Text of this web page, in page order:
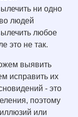
ни одно
людей
любое
это не так.
выявить
исправить их
- это
поэтому
или